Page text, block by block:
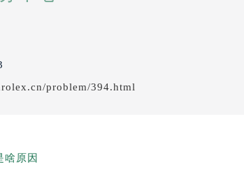
problem/394.html
啥原因